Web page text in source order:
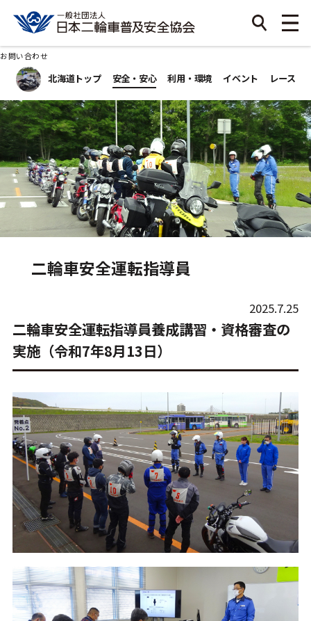
北海道トップ 安全・安心 利用・環境 イベント レース
お問い合わせ
二輪車安全運転指導員
2025.7.25
二輪車安全運転指導員養成講習・資格審査の
実施（令和7年8月13日）